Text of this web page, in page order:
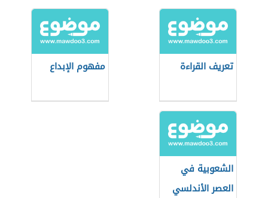
تعريف القراءة مفهوم الإبداع
الشعوبية في
العصر الأندلسي